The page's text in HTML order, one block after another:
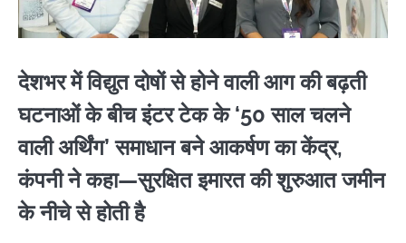
देशभर में विद्युत दोषों से होने वाली आग की बढ़ती
घटनाओं के बीच इंटर टेक के ‘50 साल चलने
वाली अर्थिंग’ समाधान बने आकर्षण का केंद्र,
कंपनी ने कहा—सुरक्षित इमारत की शुरुआत जमीन
के नीचे से होती है